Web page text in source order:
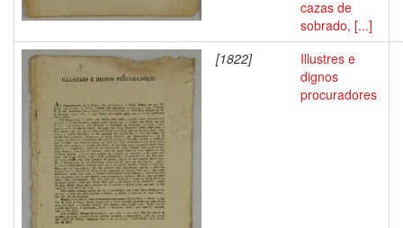
cazas de
sobrado, [...]
[1822]
Illustres e
dignos
procuradores